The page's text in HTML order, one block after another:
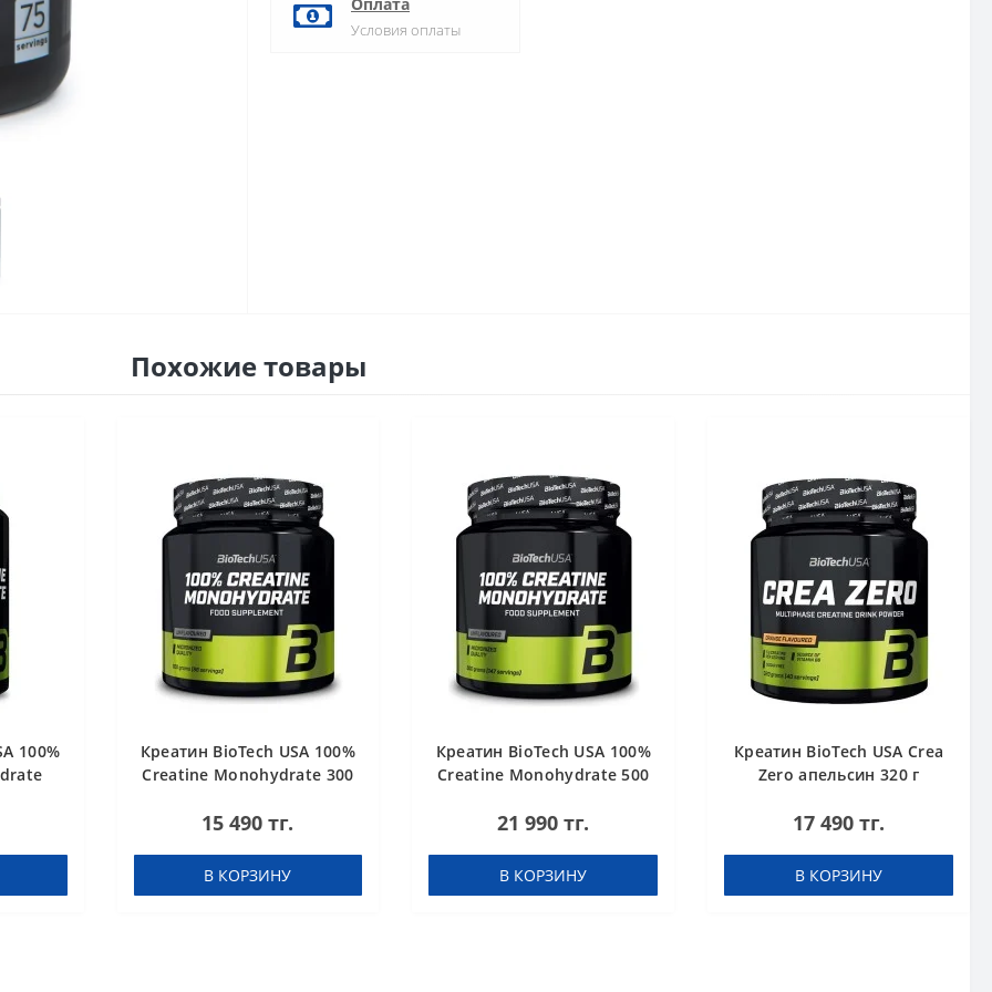
Условия оплаты
Похожие товары
100%
Креатин BioTech USA 100%
Creatine Monohydrate 300
15 490 тг.
В КОРЗИНУ
Креатин BioTech USA 100%
Creatine Monohydrate 500
21 990 тг.
В КОРЗИНУ
Креатин BioTech USA Crea
Zero апельсин 320 г
17 490 тг.
В КОРЗИНУ